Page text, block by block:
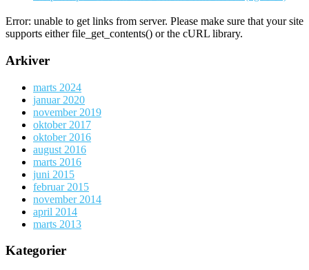
Error: unable to get links from server. Please make sure that your site
supports either file_get_contents() or the cURL library.
Arkiver
marts 2024
januar 2020
november 2019
oktober 2017
oktober 2016
august 2016
marts 2016
juni 2015
februar 2015
november 2014
april 2014
marts 2013
Kategorier